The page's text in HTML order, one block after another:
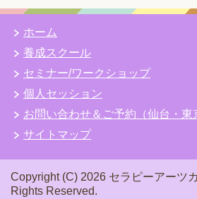
ホーム
養成スクール
セミナー/ワークショップ
個人セッション
お問い合わせ＆ご予約（仙台・東
サイトマップ
Copyright (C) 2026 セラピーアーツ
Rights Reserved.